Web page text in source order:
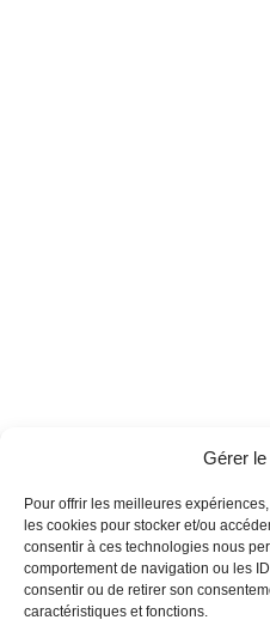
Gérer
Pour offrir les meilleures
les cookies pour stocker et/ou
consentir à ces technologies nous
comportement de navigation ou les
consentir ou de retirer son
caractéristiques et fonctions.